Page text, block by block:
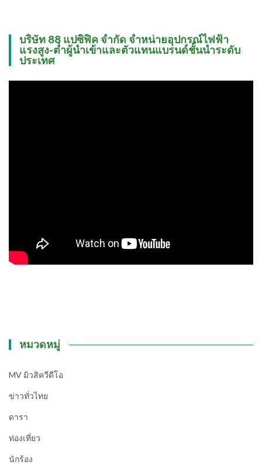
บริษัท 88 แปซิฟิค จำกัด จำหน่ายอุปกรณ์ไฟฟ้า
แรงสูง-ต่ำผู้นำเข้าและตัวแทนแบรนด์ชั้นนำระดับ
ประเทศ
หมวดหมู่
MV มิวสิควีดีโอ
ข่าวทั่วไทย
ดารา
ท่องเที่ยว
นักร้อง